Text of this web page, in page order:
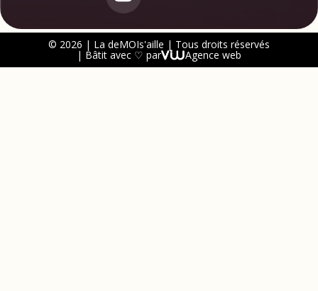
© 2026 | La deMOIs'aille | Tous droits réservés
| Bâtit avec ♡ par Agence web